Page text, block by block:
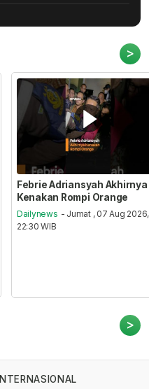
>
Febrie Adriansyah Akhirnya
Kenakan Rompi Orange
Dailynews - Jumat , 07 Aug 2026,
22:30 WIB
>
INTERNASIONAL